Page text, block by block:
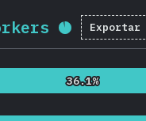
Exportar
36.1%
36.1%